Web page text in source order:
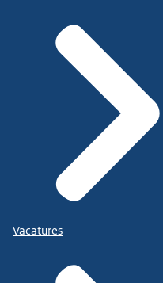
Vacatures